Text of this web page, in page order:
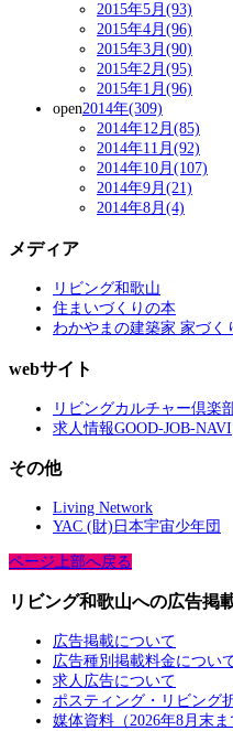
2015年5月(93)
2015年4月(96)
2015年3月(90)
2015年2月(95)
2015年1月(96)
open2014年(309)
2014年12月(85)
2014年11月(92)
2014年10月(107)
2014年9月(21)
2014年8月(4)
メディア
リビング和歌山
住まいづくりの本
わかやまの建築家 家づく
webサイト
リビングカルチャー倶楽
求人情報GOOD-JOB-NAVI
その他
Living Network
YAC (財)日本宇宙少年団
ページ上部へ戻る
リビング和歌山への広告掲
広告掲載について
広告種別掲載料金につい
求人広告について
ポスティング・リビング
媒体資料（2026年8月末ま